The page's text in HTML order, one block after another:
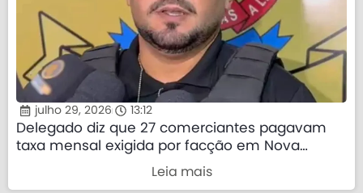
julho 29, 2026 13:12
Delegado diz que 27 comerciantes pagavam
taxa mensal exigida por facção em Nova
Leia mais